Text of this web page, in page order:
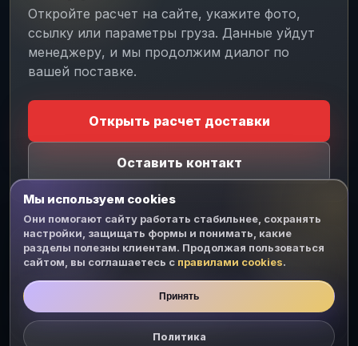
Откройте расчет на сайте, укажите фото,
ссылку или параметры груза. Данные уйдут
менеджеру, и мы продолжим диалог по
вашей поставке.
Открыть расчет доставки
Оставить контакт
Доставка с
Alibaba в
Растаможка
грузов из
Подбор кода
ТН ВЭД для
Белая доставка
CJ MESSENGER
На связи
Напишите менеджеру CJ
Войдите или создайте кабинет прямо здесь.
Диалог останется на сайте, а менеджер ответит
Войти Создать Пароль
Мы используем cookies
Они помогают сайту работать стабильнее, сохранять
настройки, защищать формы и понимать, какие
разделы полезны клиентам. Продолжая пользоваться
сайтом, вы соглашаетесь с правилами cookies.
Принять
Политика